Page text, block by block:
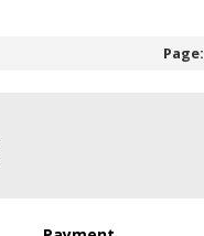
Page: